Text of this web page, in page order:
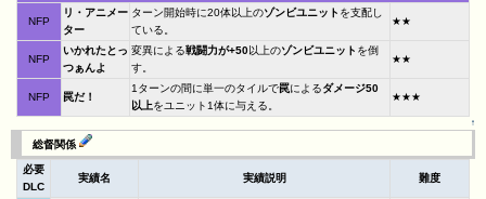
NFP
リ・アニメー
ター
ターン開始時に20体以上のゾンビユニット を支配し
ている。
★★
NFP
いかれたとっ
つぁんよ
変異による戦闘力が+50以上のゾンビユニット を倒
す。
★★
NFP 罠だ！
1ターンの間に単一のタイルで罠によるダメージ50
以上をユニット1体に与える。
★★★
↑
総督関係
必要
DLC
実績名 実績説明 難度